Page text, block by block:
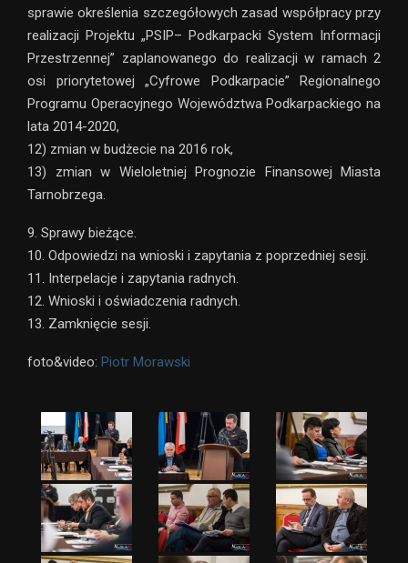
sprawie określenia szczegółowych zasad współpracy przy
realizacji Projektu „PSIP– Podkarpacki System Informacji
Przestrzennej” zaplanowanego do realizacji w ramach 2
osi priorytetowej „Cyfrowe Podkarpacie” Regionalnego
Programu Operacyjnego Województwa Podkarpackiego na
lata 2014-2020,
12) zmian w budżecie na 2016 rok,
13) zmian w Wieloletniej Prognozie Finansowej Miasta
Tarnobrzega.
9. Sprawy bieżące.
10. Odpowiedzi na wnioski i zapytania z poprzedniej sesji.
11. Interpelacje i zapytania radnych.
12. Wnioski i oświadczenia radnych.
13. Zamknięcie sesji.
foto&video: Piotr Morawski